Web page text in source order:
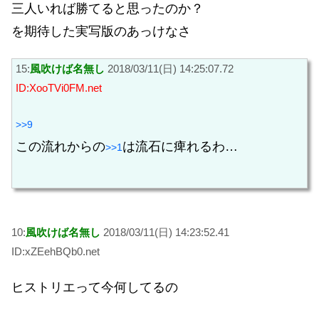
三人いれば勝てると思ったのか？
を期待した実写版のあっけなさ
15:風吹けば名無し 2018/03/11(日) 14:25:07.72
ID:XooTVi0FM.net
>>9
この流れからの>>1 は流石に痺れるわ…
10:風吹けば名無し 2018/03/11(日) 14:23:52.41
ID:xZEehBQb0.net
ヒストリエって今何してるの